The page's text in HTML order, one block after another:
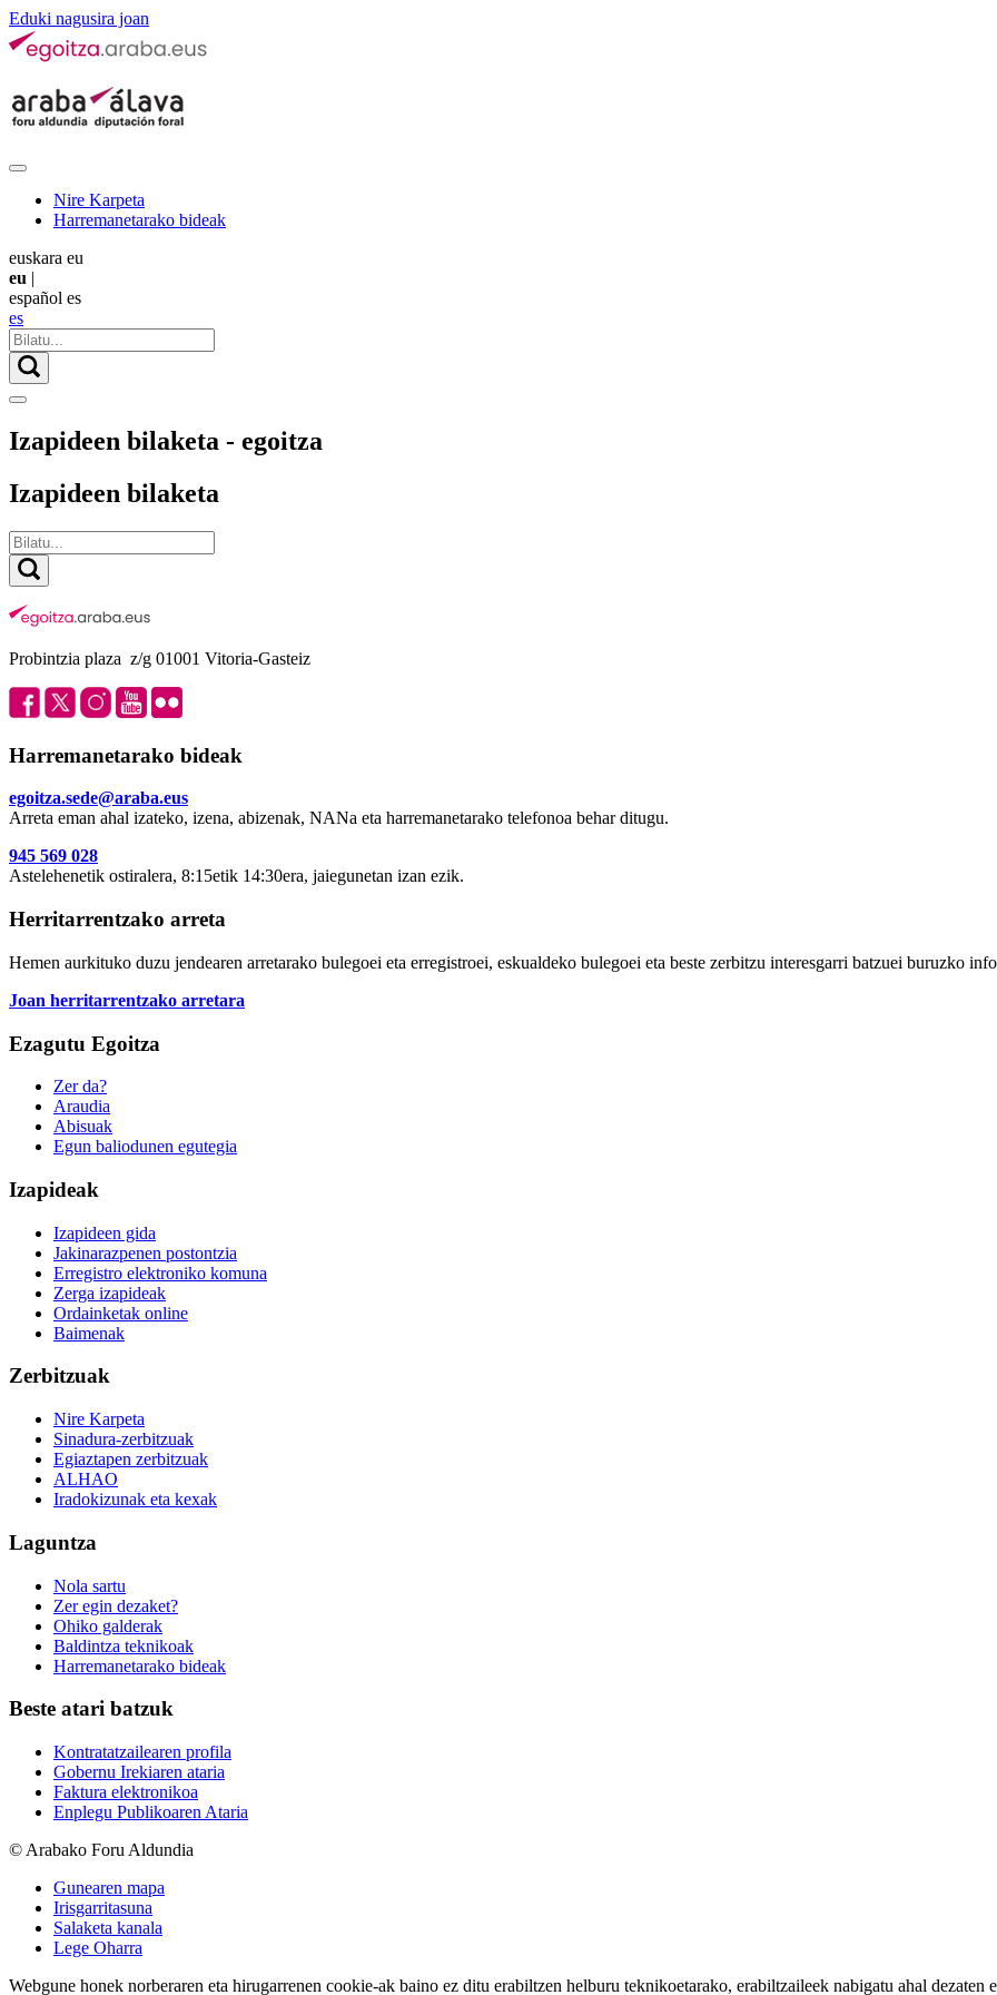
Eduki nagusira joan
Nire Karpeta
Harremanetarako bideak
euskara eu
eu |
español es
es
Izapideen bilaketa - egoitza
Izapideen bilaketa
Probintzia plaza z/g 01001 Vitoria-Gasteiz
Harremanetarako bideak
egoitza.sede@araba.eus
Arreta eman ahal izateko, izena, abizenak, NANa eta harremanetarako telefonoa behar ditugu.
945 569 028
Astelehenetik ostiralera, 8:15etik 14:30era, jaiegunetan izan ezik.
Herritarrentzako arreta
Hemen aurkituko duzu jendearen arretarako bulegoei eta erregistroei, eskualdeko bulegoei eta beste zerbitzu interesgarri batzuei buruzko
Joan herritarrentzako arretara
Ezagutu Egoitza
Zer da?
Araudia
Abisuak
Egun baliodunen egutegia
Izapideak
Izapideen gida
Jakinarazpenen postontzia
Erregistro elektroniko komuna
Zerga izapideak
Ordainketak online
Baimenak
Zerbitzuak
Nire Karpeta
Sinadura-zerbitzuak
Egiaztapen zerbitzuak
ALHAO
Iradokizunak eta kexak
Laguntza
Nola sartu
Zer egin dezaket?
Ohiko galderak
Baldintza teknikoak
Harremanetarako bideak
Beste atari batzuk
Kontratatzailearen profila
Gobernu Irekiaren ataria
Faktura elektronikoa
Enplegu Publikoaren Ataria
© Arabako Foru Aldundia
Gunearen mapa
Irisgarritasuna
Salaketa kanala
Lege Oharra
Webgune honek norberaren eta hirugarrenen cookie-ak baino ez ditu erabiltzen helburu teknikoetarako, erabiltzaileek nabigatu ahal dezaten